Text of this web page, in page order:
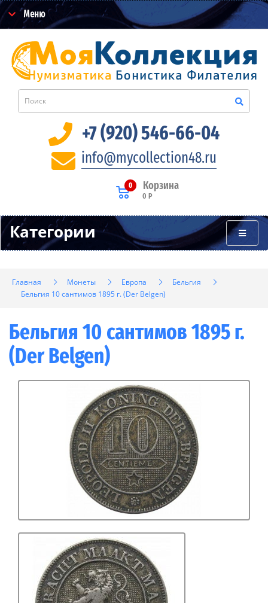
Меню
+7 (920) 546-66-04
info@mycollection48.ru
Корзина
0
0 Р
Категории
Главная Монеты Европа
Бельгия
Бельгия 10 сантимов 1895 г. (Der Belgen)
Бельгия 10 сантимов 1895 г.
(Der Belgen)